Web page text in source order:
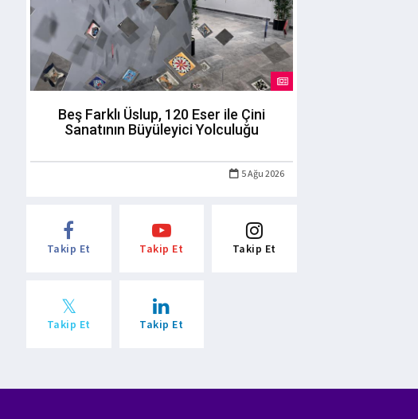
Beş Farklı Üslup, 120 Eser ile Çini
Sanatının Büyüleyici Yolculuğu
5 Ağu 2026
Takip Et Takip Et Takip Et
Takip Et Takip Et